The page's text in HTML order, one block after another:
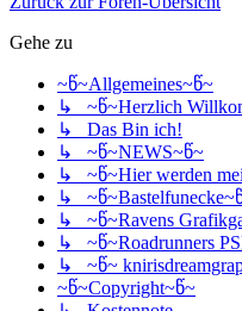
Gehe zu
~წ~Allgemeines~წ~
↳ ~წ~Herzlich
↳ Das Bin ich!
↳ ~წ~NEWS~წ~
↳ ~წ~Hier werden
↳
↳ ~წ~Ravens
↳ ~წ~Roadrunners
↳ ~წ~
~წ~Copyright~წ~